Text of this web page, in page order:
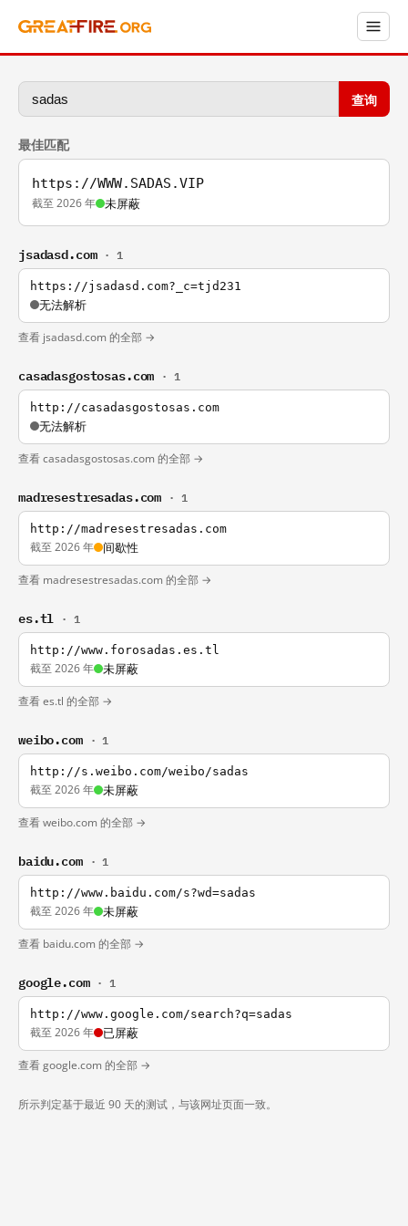
查询
最佳匹配
https://WWW.SADAS.VIP
截至 2026 年 未屏蔽
jsadasd.com · 1
https://jsadasd.com?_c=tjd231
无法解析
查看 jsadasd.com 的全部 →
casadasgostosas.com · 1
http://casadasgostosas.com
无法解析
查看 casadasgostosas.com 的全部 →
madresestresadas.com · 1
http://madresestresadas.com
截至 2026 年 间歇性
查看 madresestresadas.com 的全部 →
es.tl · 1
http://www.forosadas.es.tl
截至 2026 年 未屏蔽
查看 es.tl 的全部 →
weibo.com · 1
http://s.weibo.com/weibo/sadas
截至 2026 年 未屏蔽
查看 weibo.com 的全部 →
baidu.com · 1
http://www.baidu.com/s?wd=sadas
截至 2026 年 未屏蔽
查看 baidu.com 的全部 →
google.com · 1
http://www.google.com/search?q=sadas
截至 2026 年 已屏蔽
查看 google.com 的全部 →
所示判定基于最近 90 天的测试，与该网址页面一致。